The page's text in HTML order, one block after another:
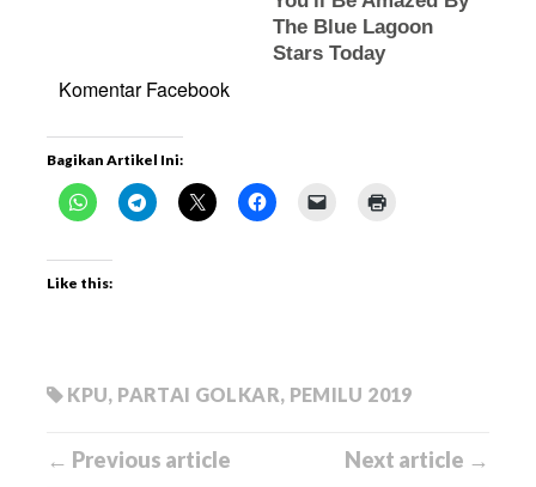
Komentar Facebook
Bagikan Artikel Ini:
Like this:
KPU, PARTAI GOLKAR, PEMILU 2019
← Previous article Next article →